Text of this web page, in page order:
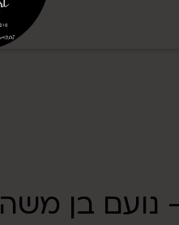
נועם בן משה